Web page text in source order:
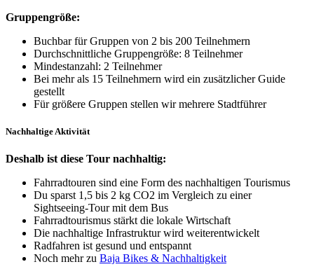
Gruppengröße:
Buchbar für Gruppen von 2 bis 200 Teilnehmern
Durchschnittliche Gruppengröße: 8 Teilnehmer
Mindestanzahl: 2 Teilnehmer
Bei mehr als 15 Teilnehmern wird ein zusätzlicher Guide
gestellt
Für größere Gruppen stellen wir mehrere Stadtführer
Nachhaltige Aktivität
Deshalb ist diese Tour nachhaltig:
Fahrradtouren sind eine Form des nachhaltigen Tourismus
Du sparst 1,5 bis 2 kg CO2 im Vergleich zu einer
Sightseeing-Tour mit dem Bus
Fahrradtourismus stärkt die lokale Wirtschaft
Die nachhaltige Infrastruktur wird weiterentwickelt
Radfahren ist gesund und entspannt
Noch mehr zu Baja Bikes & Nachhaltigkeit